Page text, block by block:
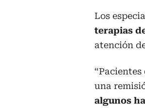
Los
terapias
atención
una
algunos